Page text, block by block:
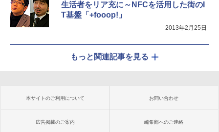
生活者をリア充に～NFCを活用した街のI
T基盤「+fooop!」
2013年2月25日
もっと関連記事を見る
本サイトのご利用について お問い合わせ
広告掲載のご案内 編集部へのご連絡